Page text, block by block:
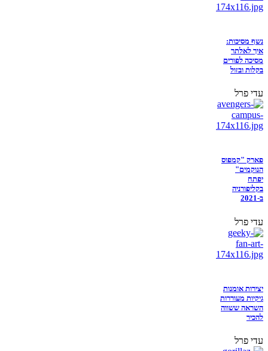
נשף מסיכות:
איך לאלתר
מסיכה לפורים
בקלות ובזול
עדי פרל
פארק "קמפוס
הנוקמים"
יפתח
בקליפורניה
ב-2021
עדי פרל
יצירות אומנות
גיקיות מעוררות
השראה ששווה
להכיר
עדי פרל